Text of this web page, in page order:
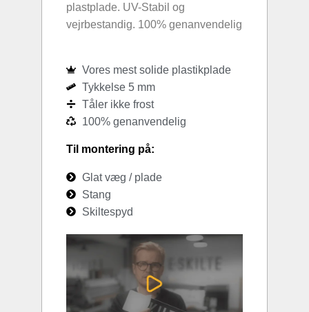
plastplade. UV-Stabil og
vejrbestandig. 100% genanvendelig
Vores mest solide plastikplade
Tykkelse 5 mm
Tåler ikke frost
100% genanvendelig
Til montering på:
Glat væg / plade
Stang
Skiltespyd